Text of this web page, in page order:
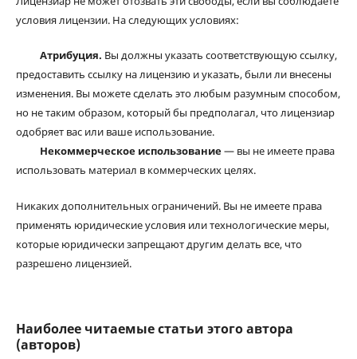
условия лицензии. На следующих условиях:
Атрибуция. Вы должны указать соответствующую ссылку,
предоставить ссылку на лицензию и указать, были ли внесены
изменения. Вы можете сделать это любым разумным способом,
но не таким образом, который бы предполагал, что лицензиар
одобряет вас или ваше использование.
Некоммерческое использование— вы не имеете права
использовать материал в коммерческих целях.
Никаких дополнительных ограничений. Вы не имеете права
применять юридические условия или технологические меры,
которые юридически запрещают другим делать все, что
разрешено лицензией.
Наиболее читаемые статьи этого автора
(авторов)